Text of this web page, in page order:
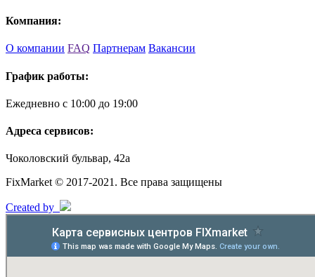
Компания:
О компании FAQ Партнерам Вакансии
График работы:
Ежедневно с 10:00 до 19:00
Адреса сервисов:
Чоколовский бульвар, 42а
FixMarket © 2017-2021. Все права защищены
Created by